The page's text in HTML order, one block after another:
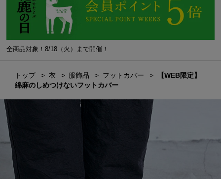
全商品対象！8/18（火）まで開催！
トップ 衣 服飾品 フットカバー
【WEB限定】
綿麻のしめつけないフットカバー